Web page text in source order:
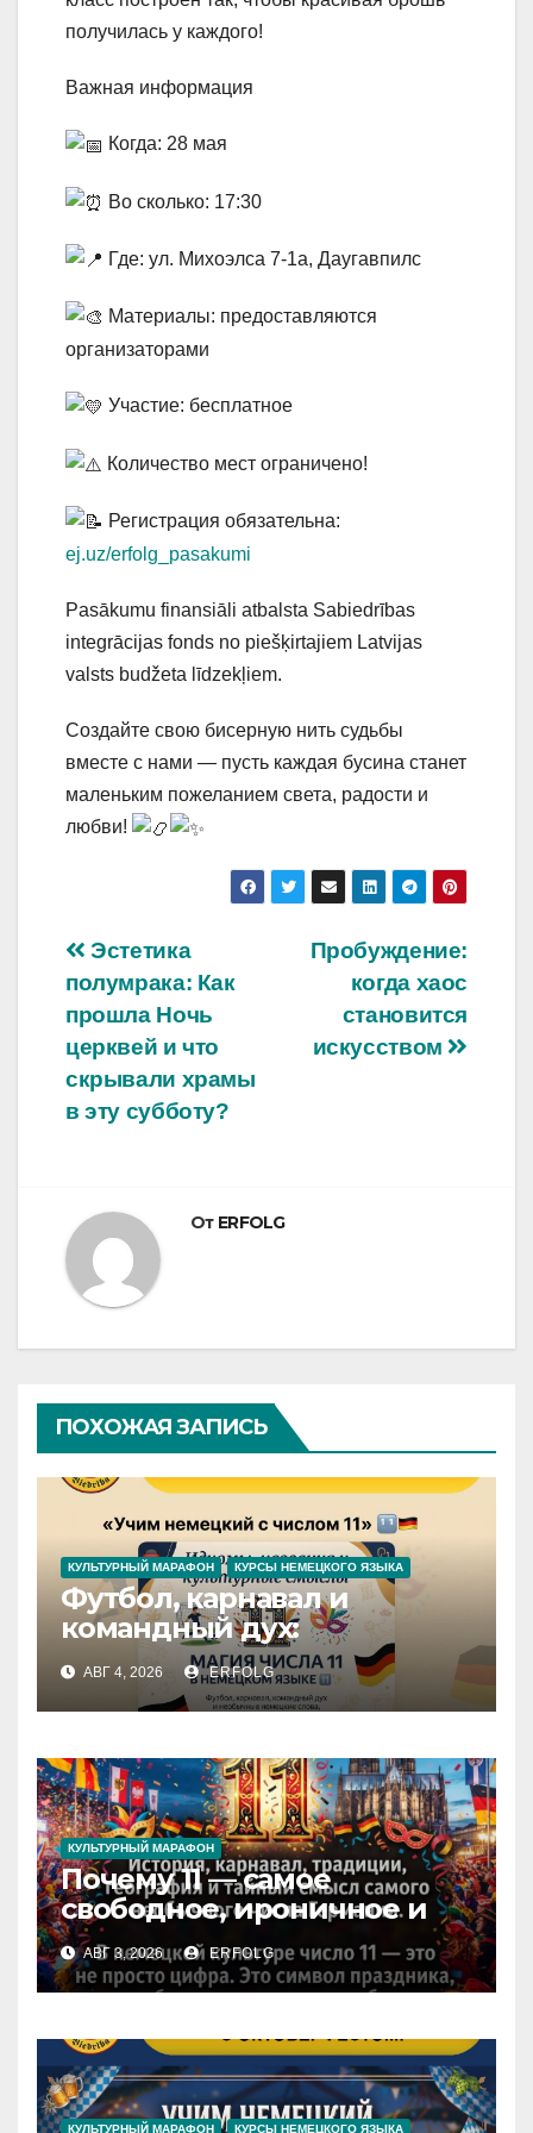
получилась у каждого!
Важная информация
Когда: 28 мая
Во сколько: 17:30
Где: ул. Михоэлса 7-1а, Даугавпилс
Материалы: предоставляются
организаторами
Участие: бесплатное
Количество мест ограничено!
Регистрация обязательна:
ej.uz/erfolg_pasakumi
Pasākumu finansiāli atbalsta Sabiedrības
integrācijas fonds no piešķirtajiem Latvijas
valsts budžeta līdzekļiem.
Создайте свою бисерную нить судьбы
вместе с нами — пусть каждая бусина станет
маленьким пожеланием света, радости и
любви!
Навигация
по
записям
Пробуждение:
когда хаос
становится
искусством
Эстетика
полумрака: Как
прошла Ночь
церквей и что
скрывали храмы
в эту субботу?
От ERFOLG
ПОХОЖАЯ ЗАПИСЬ
КУЛЬТУРНЫЙ МАРАФОН КУРСЫ НЕМЕЦКОГО ЯЗЫКА
Футбол, карнавал и
командный дух:
раскрываем секреты числа
11 в немецком языке!
АВГ 4, 2026 ERFOLG
КУЛЬТУРНЫЙ МАРАФОН
Почему 11 — самое
свободное, ироничное и
любимое число в
немецкой культуре?
АВГ 3, 2026 ERFOLG
КУЛЬТУРНЫЙ МАРАФОН КУРСЫ НЕМЕЦКОГО ЯЗЫКА